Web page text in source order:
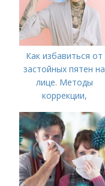
Как избавиться от
застойных пятен на
лице. Методы
коррекции,
акне и удаления
рубцов и шрамов
постакне